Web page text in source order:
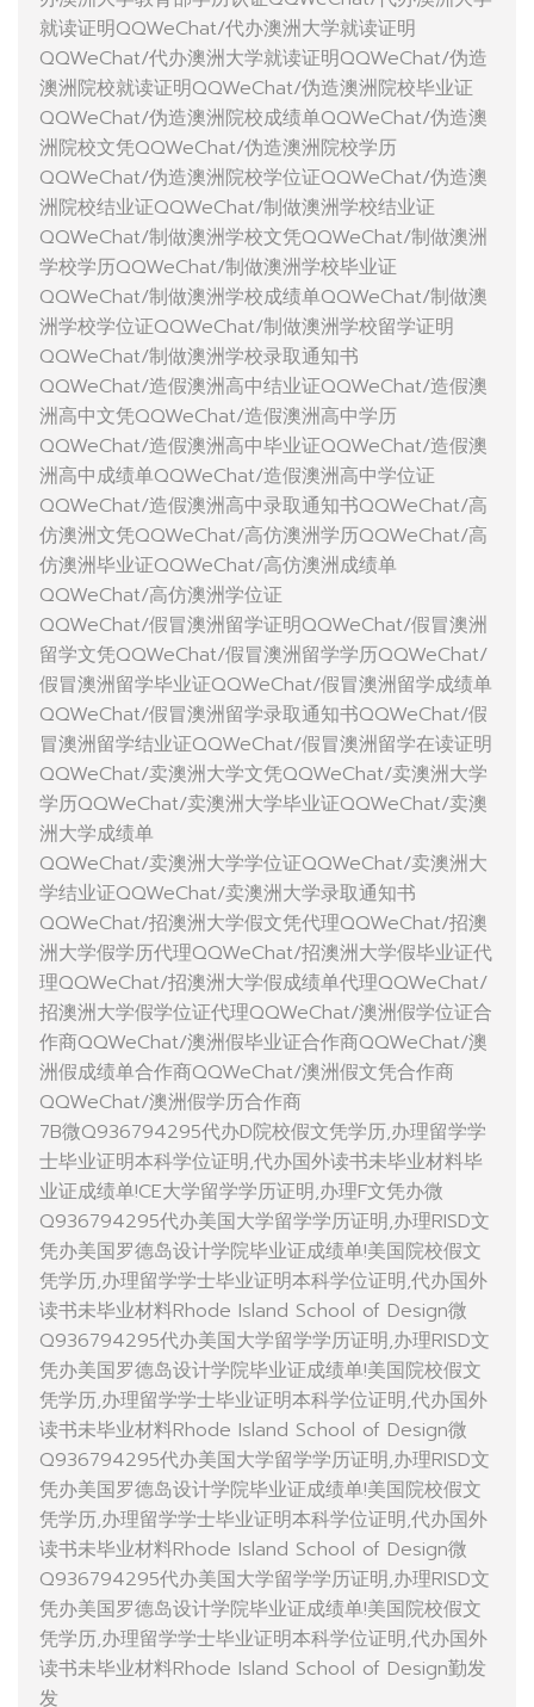
就读证明QQWeChat/代办澳洲大学就读证明
QQWeChat/代办澳洲大学就读证明QQWeChat/伪造
澳洲院校就读证明QQWeChat/伪造澳洲院校毕业证
QQWeChat/伪造澳洲院校成绩单QQWeChat/伪造澳
洲院校文凭QQWeChat/伪造澳洲院校学历
QQWeChat/伪造澳洲院校学位证QQWeChat/伪造澳
洲院校结业证QQWeChat/制做澳洲学校结业证
QQWeChat/制做澳洲学校文凭QQWeChat/制做澳洲
学校学历QQWeChat/制做澳洲学校毕业证
QQWeChat/制做澳洲学校成绩单QQWeChat/制做澳
洲学校学位证QQWeChat/制做澳洲学校留学证明
QQWeChat/制做澳洲学校录取通知书
QQWeChat/造假澳洲高中结业证QQWeChat/造假澳
洲高中文凭QQWeChat/造假澳洲高中学历
QQWeChat/造假澳洲高中毕业证QQWeChat/造假澳
洲高中成绩单QQWeChat/造假澳洲高中学位证
QQWeChat/造假澳洲高中录取通知书QQWeChat/高
仿澳洲文凭QQWeChat/高仿澳洲学历QQWeChat/高
仿澳洲毕业证QQWeChat/高仿澳洲成绩单
QQWeChat/高仿澳洲学位证
QQWeChat/假冒澳洲留学证明QQWeChat/假冒澳洲
留学文凭QQWeChat/假冒澳洲留学学历QQWeChat/
假冒澳洲留学毕业证QQWeChat/假冒澳洲留学成绩单
QQWeChat/假冒澳洲留学录取通知书QQWeChat/假
冒澳洲留学结业证QQWeChat/假冒澳洲留学在读证明
QQWeChat/卖澳洲大学文凭QQWeChat/卖澳洲大学
学历QQWeChat/卖澳洲大学毕业证QQWeChat/卖澳
洲大学成绩单
QQWeChat/卖澳洲大学学位证QQWeChat/卖澳洲大
学结业证QQWeChat/卖澳洲大学录取通知书
QQWeChat/招澳洲大学假文凭代理QQWeChat/招澳
洲大学假学历代理QQWeChat/招澳洲大学假毕业证代
理QQWeChat/招澳洲大学假成绩单代理QQWeChat/
招澳洲大学假学位证代理QQWeChat/澳洲假学位证合
作商QQWeChat/澳洲假毕业证合作商QQWeChat/澳
洲假成绩单合作商QQWeChat/澳洲假文凭合作商
QQWeChat/澳洲假学历合作商
7B微Q936794295代办D院校假文凭学历,办理留学学
士毕业证明本科学位证明,代办国外读书未毕业材料毕
业证成绩单!CE大学留学学历证明,办理F文凭办微
Q936794295代办美国大学留学学历证明,办理RISD文
凭办美国罗德岛设计学院毕业证成绩单!美国院校假文
凭学历,办理留学学士毕业证明本科学位证明,代办国外
读书未毕业材料Rhode Island School of Design微
Q936794295代办美国大学留学学历证明,办理RISD文
凭办美国罗德岛设计学院毕业证成绩单!美国院校假文
凭学历,办理留学学士毕业证明本科学位证明,代办国外
读书未毕业材料Rhode Island School of Design微
Q936794295代办美国大学留学学历证明,办理RISD文
凭办美国罗德岛设计学院毕业证成绩单!美国院校假文
凭学历,办理留学学士毕业证明本科学位证明,代办国外
读书未毕业材料Rhode Island School of Design微
Q936794295代办美国大学留学学历证明,办理RISD文
凭办美国罗德岛设计学院毕业证成绩单!美国院校假文
凭学历,办理留学学士毕业证明本科学位证明,代办国外
读书未毕业材料Rhode Island School of Design勤发
发